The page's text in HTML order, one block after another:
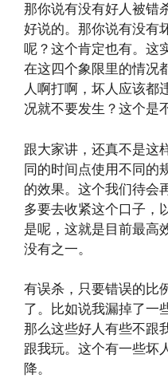
那你说有没有好人被错
好说的。那你说有没有
呢？这个肯定也有。这
在这四个象限里的情况
人啊打啊，坏人应该都
况就不要发生？这个是
跟大家讲，还真不是这
同的时间点使用不同的
的效果。这个我们待会
多要去收紧这个口子，
是呢，这就是目前最高
没有之一。
有误杀，只要错误的比
了。比如说我漏掉了一
那么这些好人有些不跟
跟我玩。这个有一些坏
降。